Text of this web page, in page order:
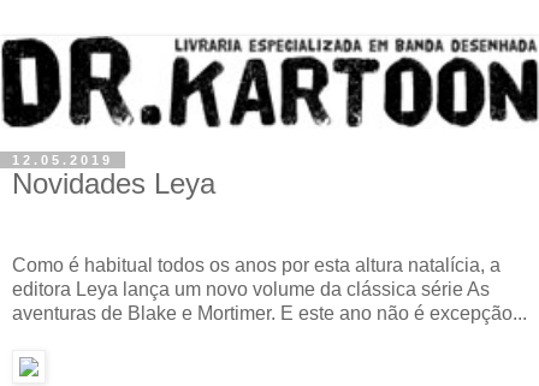
12.05.2019
Novidades Leya
Como é habitual todos os anos por esta altura natalícia, a
editora Leya lança um novo volume da clássica série As
aventuras de Blake e Mortimer. E este ano não é excepção...